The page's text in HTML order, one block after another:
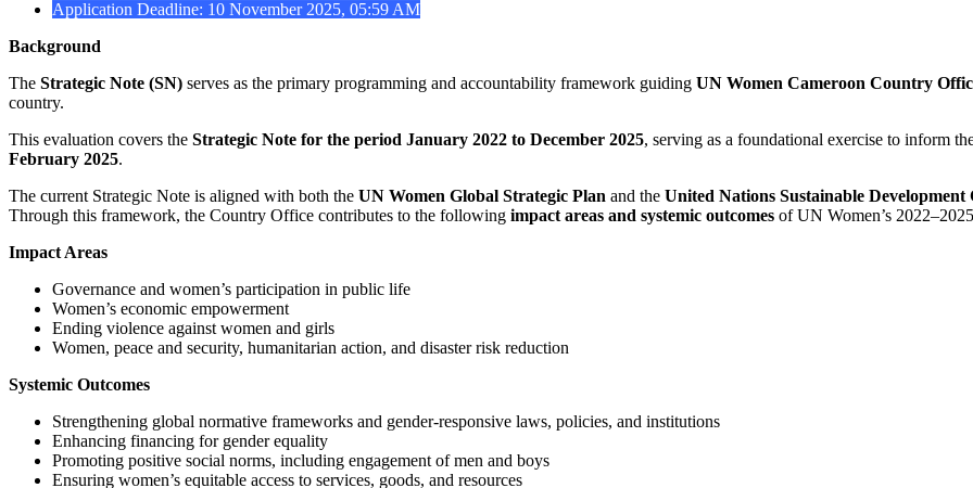
Application Deadline: 10 November 2025, 05:59 AM
Background
The Strategic Note (SN) serves as the primary programming and accountability framework guiding UN Women Cameroon Country
country.
This evaluation covers the Strategic Note for the period January 2022 to December 2025, serving as a foundational exercise to inform
February 2025.
The current Strategic Note is aligned with both the UN Women Global Strategic Plan and the United Nations Sustainable
Through this framework, the Country Office contributes to the following impact areas and systemic outcomes of UN Women’s
Impact Areas
Governance and women’s participation in public life
Women’s economic empowerment
Ending violence against women and girls
Women, peace and security, humanitarian action, and disaster risk reduction
Systemic Outcomes
Strengthening global normative frameworks and gender-responsive laws, policies, and institutions
Enhancing financing for gender equality
Promoting positive social norms, including engagement of men and boys
Ensuring women’s equitable access to services, goods, and resources